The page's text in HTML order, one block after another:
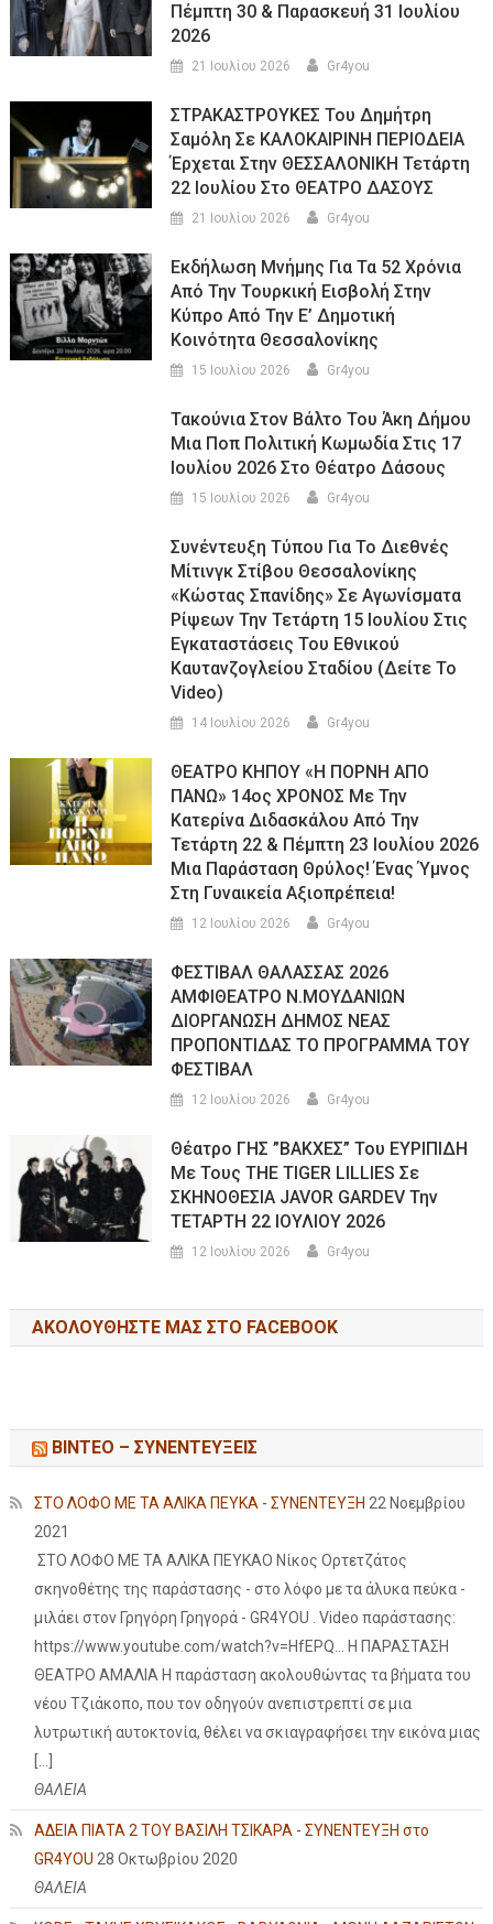
Πέμπτη 30 & Παρασκευή 31 Ιουλίου
2026
21 Ιουλίου 2026 Gr4you
ΣΤΡΑΚΑΣΤΡΟΥΚΕΣ Του Δημήτρη
Σαμόλη Σε ΚΑΛΟΚΑΙΡΙΝΗ ΠΕΡΙΟΔΕΙΑ
Έρχεται Στην ΘΕΣΣΑΛΟΝΙΚΗ Τετάρτη
22 Ιουλίου Στο ΘΕΑΤΡΟ ΔΑΣΟΥΣ
21 Ιουλίου 2026 Gr4you
Εκδήλωση Μνήμης Για Τα 52 Χρόνια
Από Την Τουρκική Εισβολή Στην
Κύπρο Από Την Ε’ Δημοτική
Κοινότητα Θεσσαλονίκης
15 Ιουλίου 2026 Gr4you
Τακούνια Στον Βάλτο Του Άκη Δήμου
Μια Ποπ Πολιτική Κωμωδία Στις 17
Ιουλίου 2026 Στο Θέατρο Δάσους
15 Ιουλίου 2026 Gr4you
Συνέντευξη Τύπου Για Το Διεθνές
Μίτινγκ Στίβου Θεσσαλονίκης
«Κώστας Σπανίδης» Σε Αγωνίσματα
Ρίψεων Την Τετάρτη 15 Ιουλίου Στις
Εγκαταστάσεις Του Εθνικού
Καυτανζογλείου Σταδίου (Δείτε Το
Video)
14 Ιουλίου 2026 Gr4you
ΘΕΑΤΡΟ ΚΗΠΟΥ «Η ΠΟΡΝΗ ΑΠΟ
ΠΑΝΩ» 14ος ΧΡΟΝΟΣ Με Την
Κατερίνα Διδασκάλου Από Την
Τετάρτη 22 & Πέμπτη 23 Ιουλίου 2026
Μια Παράσταση Θρύλος! Ένας Ύμνος
Στη Γυναικεία Αξιοπρέπεια!
12 Ιουλίου 2026 Gr4you
ΦΕΣΤΙΒΑΛ ΘΑΛΑΣΣΑΣ 2026
ΑΜΦΙΘΕΑΤΡΟ Ν.ΜΟΥΔΑΝΙΩΝ
ΔΙΟΡΓΑΝΩΣΗ ΔΗΜΟΣ ΝΕΑΣ
ΠΡΟΠΟΝΤΙΔΑΣ ΤΟ ΠΡΟΓΡΑΜΜΑ ΤΟΥ
ΦΕΣΤΙΒΑΛ
12 Ιουλίου 2026 Gr4you
Θέατρο ΓΗΣ ”ΒΑΚΧΕΣ” Του ΕΥΡΙΠΙΔΗ
Με Τους THE TIGER LILLIES Σε
ΣΚΗΝΟΘΕΣΙΑ JAVOR GARDEV Την
ΤΕΤΑΡΤΗ 22 ΙΟΥΛΙΟΥ 2026
12 Ιουλίου 2026 Gr4you
ΑΚΟΛΟΥΘΉΣΤΕ ΜΑΣ ΣΤΟ FACEBOOK
ΒΙΝΤΕΟ – ΣΥΝΕΝΤΕΥΞΕΙΣ
ΣΤΟ ΛΟΦΟ ΜΕ ΤΑ ΑΛΙΚΑ ΠΕΥΚΑ - ΣΥΝΕΝΤΕΥΞΗ 22 Νοεμβρίου
2021
ΣΤΟ ΛΟΦΟ ΜΕ ΤΑ ΑΛΙΚΑ ΠΕΥΚΑΟ Νίκος Ορτετζάτος
σκηνοθέτης της παράστασης - στο λόφο με τα άλυκα πεύκα -
μιλάει στον Γρηγόρη Γρηγορά - GR4YOU . Video παράστασης:
https://www.youtube.com/watch?v=HfEPQ... Η ΠΑΡΑΣΤΑΣΗ
ΘΕΑΤΡΟ ΑΜΑΛΙΑ Η παράσταση ακολουθώντας τα βήματα του
νέου Τζιάκοπο, που τον οδηγούν ανεπιστρεπτί σε μια
λυτρωτική αυτοκτονία, θέλει να σκιαγραφήσει την εικόνα μιας
ΘΑΛΕΙΑ
ΑΔΕΙΑ ΠΙΑΤΑ 2 ΤΟΥ ΒΑΣΙΛΗ ΤΣΙΚΑΡΑ - ΣΥΝΕΝΤΕΥΞΗ στο
GR4YOU 28 Οκτωβρίου 2020
ΘΑΛΕΙΑ